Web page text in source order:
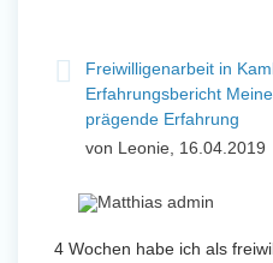
Freiwilligenarbeit in
Erfahrungsbericht
prägende Erfahrung
von Leonie, 16.04.2019
4 Wochen habe ich als